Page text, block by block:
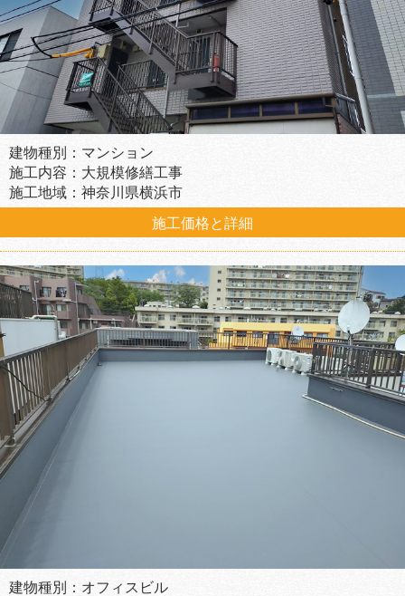
建物種別：マンション
施工内容：大規模修繕工事
施工地域：神奈川県横浜市
施工価格と詳細
建物種別：オフィスビル